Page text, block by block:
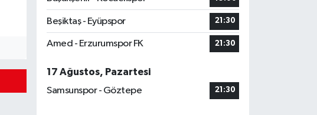
Beşiktaş - Eyüpspor 21:30
Amed - Erzurumspor FK 21:30
17 Ağustos, Pazartesi
Samsunspor - Göztepe
21:30